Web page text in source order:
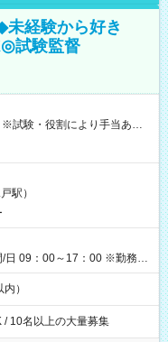
経験から好き
試験監督
前払い）オプションあ
週間ほどで給与の一部を受け
（休憩1時間） 時給1,300円
日の役割により時給＋100
（休憩なし） 時給1,300
円＋交通費 【試用期
駅）
/日 09：00～17：00 ※勤務時
）
/ 10名以上の大量募集